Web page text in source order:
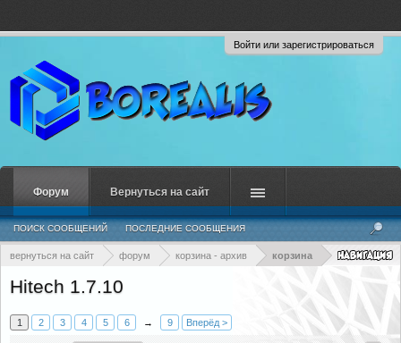
Войти или зарегистрироваться
вернуться на сайт форум корзина - архив корзина
Hitech 1.7.10
1 2 3 4 5 6 → 9 Вперёд >
Форум
ПОИСК СООБЩЕНИЙ ПОСЛЕДНИЕ СООБЩЕНИЯ
Вернуться на сайт